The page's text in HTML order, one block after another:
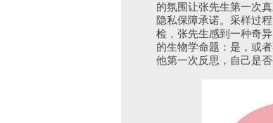
的氛围让张先生第一次
隐私保障承诺。采样过
检，张先生感到一种奇
的生物学命题：是，或
他第一次反思，自己是